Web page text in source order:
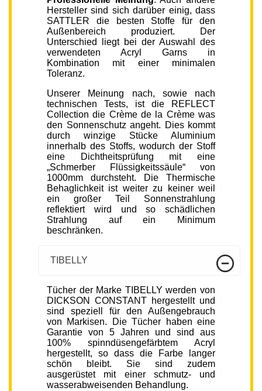
Hersteller sind sich darüber einig, dass
SATTLER die besten Stoffe für den
Außenbereich produziert. Der
Unterschied liegt bei der Auswahl des
verwendeten Acryl Garns in
Kombination mit einer minimalen
Toleranz.
Unserer Meinung nach, sowie nach
technischen Tests, ist die REFLECT
Collection die Crème de la Crème was
den Sonnenschutz angeht. Dies kommt
durch winzige Stücke Aluminium
innerhalb des Stoffs, wodurch der Stoff
eine Dichtheitsprüfung mit eine
„Schmerber Flüssigkeitssäule“ von
1000mm durchsteht. Die Thermische
Behaglichkeit ist weiter zu keiner weil
ein großer Teil Sonnenstrahlung
reflektiert wird und so schädlichen
Strahlung auf ein Minimum
beschränken.
TIBELLY
Tücher der Marke TIBELLY werden von
DICKSON CONSTANT hergestellt und
sind speziell für den Außengebrauch
von Markisen. Die Tücher haben eine
Garantie von 5 Jahren und sind aus
100% spinndüsengefärbtem Acryl
hergestellt, so dass die Farbe langer
schön bleibt. Sie sind zudem
ausgerüstet mit einer schmutz- und
wasserabweisenden Behandlung.